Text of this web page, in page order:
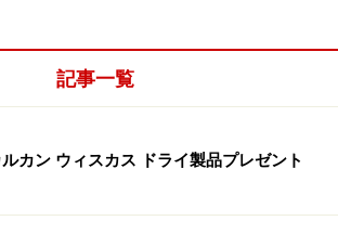
記事一覧
カン ウィスカス ドライ製品プレゼント